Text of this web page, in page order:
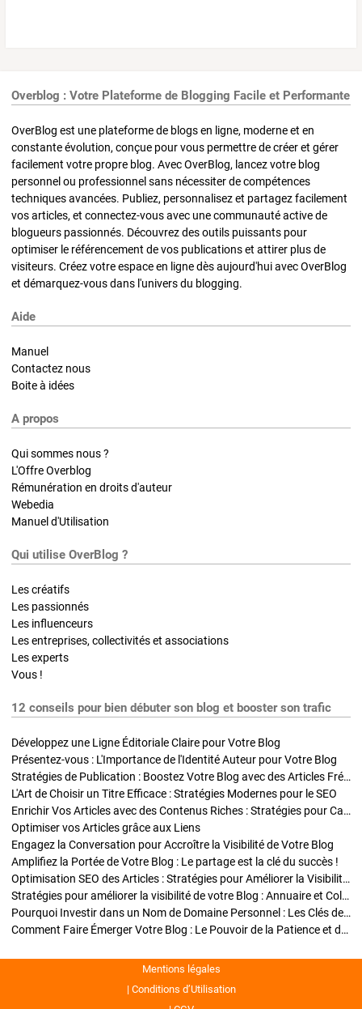
Overblog : Votre Plateforme de Blogging Facile et Performante
OverBlog est une plateforme de blogs en ligne, moderne et en
constante évolution, conçue pour vous permettre de créer et gérer
facilement votre propre blog. Avec OverBlog, lancez votre blog
personnel ou professionnel sans nécessiter de compétences
techniques avancées. Publiez, personnalisez et partagez facilement
vos articles, et connectez-vous avec une communauté active de
blogueurs passionnés. Découvrez des outils puissants pour
optimiser le référencement de vos publications et attirer plus de
visiteurs. Créez votre espace en ligne dès aujourd'hui avec OverBlog
et démarquez-vous dans l'univers du blogging.
Aide
Manuel
Contactez nous
Boite à idées
A propos
Qui sommes nous ?
L'Offre Overblog
Rémunération en droits d'auteur
Webedia
Manuel d'Utilisation
Qui utilise OverBlog ?
Les créatifs
Les passionnés
Les influenceurs
Les entreprises, collectivités et associations
Les experts
Vous !
12 conseils pour bien débuter son blog et booster son trafic
Développez une Ligne Éditoriale Claire pour Votre Blog
Présentez-vous : L'Importance de l'Identité Auteur pour Votre Blog
Stratégies de Publication : Boostez Votre Blog avec des Articles Fréquents et Exclusifs
L'Art de Choisir un Titre Efficace : Stratégies Modernes pour le SEO
Enrichir Vos Articles avec des Contenus Riches : Stratégies pour Captiver et Optimiser
Optimiser vos Articles grâce aux Liens
Engagez la Conversation pour Accroître la Visibilité de Votre Blog
Amplifiez la Portée de Votre Blog : Le partage est la clé du succès !
Optimisation SEO des Articles : Stratégies pour Améliorer la Visibilité de Votre Blog
Stratégies pour améliorer la visibilité de votre Blog : Annuaire et Collaborations
Pourquoi Investir dans un Nom de Domaine Personnel : Les Clés de la Réussite de Votre Blog
Comment Faire Émerger Votre Blog : Le Pouvoir de la Patience et de la Persévérance
Mentions légales
Conditions d’Utilisation